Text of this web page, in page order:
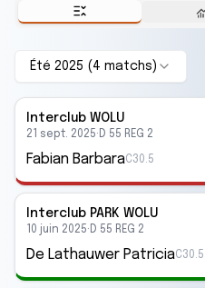
Été 2025 ( 4 matchs )
Interclub WOLU
21 sept. 2025· D 55 REG 2
Fabian BarbaraC30.5
Interclub PARK WOLU
10 juin 2025· D 55 REG 2
De Lathauwer PatriciaC30.5